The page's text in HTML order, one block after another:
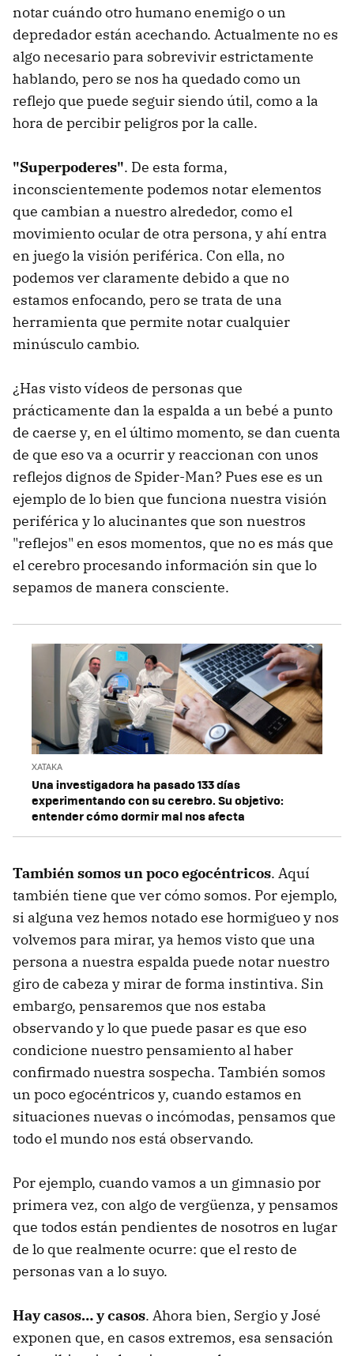
notar cuándo otro humano enemigo o un
depredador están acechando. Actualmente no es
algo necesario para sobrevivir estrictamente
hablando, pero se nos ha quedado como un
reflejo que puede seguir siendo útil, como a la
hora de percibir peligros por la calle.
"Superpoderes". De esta forma,
inconscientemente podemos notar elementos
que cambian a nuestro alrededor, como el
movimiento ocular de otra persona, y ahí entra
en juego la visión periférica. Con ella, no
podemos ver claramente debido a que no
estamos enfocando, pero se trata de una
herramienta que permite notar cualquier
minúsculo cambio.
¿Has visto vídeos de personas que
prácticamente dan la espalda a un bebé a punto
de caerse y, en el último momento, se dan cuenta
de que eso va a ocurrir y reaccionan con unos
reflejos dignos de Spider-Man? Pues ese es un
ejemplo de lo bien que funciona nuestra visión
periférica y lo alucinantes que son nuestros
"reflejos" en esos momentos, que no es más que
el cerebro procesando información sin que lo
sepamos de manera consciente.
XATAKA
Una investigadora ha pasado 133 días
experimentando con su cerebro. Su objetivo:
entender cómo dormir mal nos afecta
También somos un poco egocéntricos. Aquí
también tiene que ver cómo somos. Por ejemplo,
si alguna vez hemos notado ese hormigueo y nos
volvemos para mirar, ya hemos visto que una
persona a nuestra espalda puede notar nuestro
giro de cabeza y mirar de forma instintiva. Sin
embargo, pensaremos que nos estaba
observando y lo que puede pasar es que eso
condicione nuestro pensamiento al haber
confirmado nuestra sospecha. También somos
un poco egocéntricos y, cuando estamos en
situaciones nuevas o incómodas, pensamos que
todo el mundo nos está observando.
Por ejemplo, cuando vamos a un gimnasio por
primera vez, con algo de vergüenza, y pensamos
que todos están pendientes de nosotros en lugar
de lo que realmente ocurre: que el resto de
personas van a lo suyo.
Hay casos… y casos. Ahora bien, Sergio y José
exponen que, en casos extremos, esa sensación